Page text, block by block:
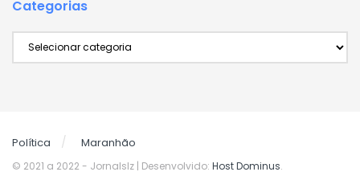
Categorias
Política Maranhão
© 2021 a 2022 - Jornalslz | Desenvolvido: Host Dominus.